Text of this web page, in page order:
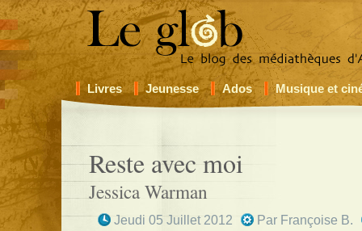
Livres Jeunesse Ados Musique et
Reste avec moi
Jessica Warman
Jeudi 05 Juillet 2012 Par Françoise B.